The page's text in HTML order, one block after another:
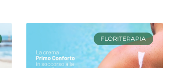
FLORITERAPIA